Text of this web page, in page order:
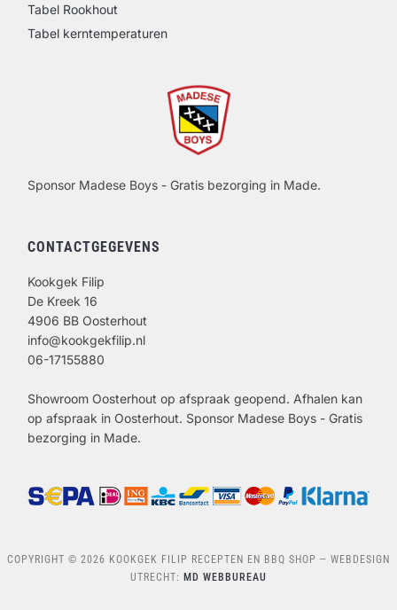
Tabel Rookhout
Tabel kerntemperaturen
Sponsor Madese Boys - Gratis bezorging in Made.
CONTACTGEGEVENS
Kookgek Filip
De Kreek 16
4906 BB Oosterhout
info@kookgekfilip.nl
06-17155880
Showroom Oosterhout op afspraak geopend. Afhalen kan
op afspraak in Oosterhout. Sponsor Madese Boys - Gratis
bezorging in Made.
COPYRIGHT © 2026 KOOKGEK FILIP RECEPTEN EN BBQ SHOP — WEBDESIGN
UTRECHT: MD WEBBUREAU